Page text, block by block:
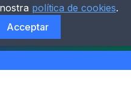
política de cookies.
Acceptar